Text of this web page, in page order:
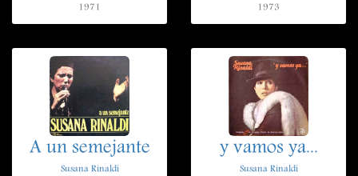
1971
1973
A un semejante
Susana Rinaldi
y vamos ya...
Susana Rinaldi